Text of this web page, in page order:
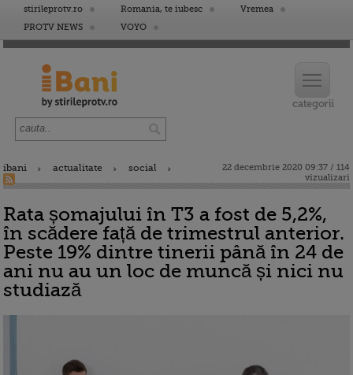
stirileprotv.ro Romania, te iubesc
Vremea
PROTV NEWS
VOYO
ibani actualitate social
22 decembrie 2020 09:37 / 114
vizualizari
Rata șomajului în T3 a fost de 5,2%,
în scădere față de trimestrul anterior.
Peste 19% dintre tinerii până în 24 de
ani nu au un loc de muncă și nici nu
studiază